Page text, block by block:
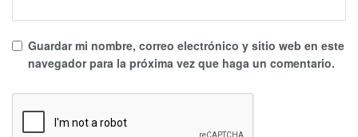
Guardar mi nombre, correo electrónico y sitio web en este
navegador para la próxima vez que haga un comentario.